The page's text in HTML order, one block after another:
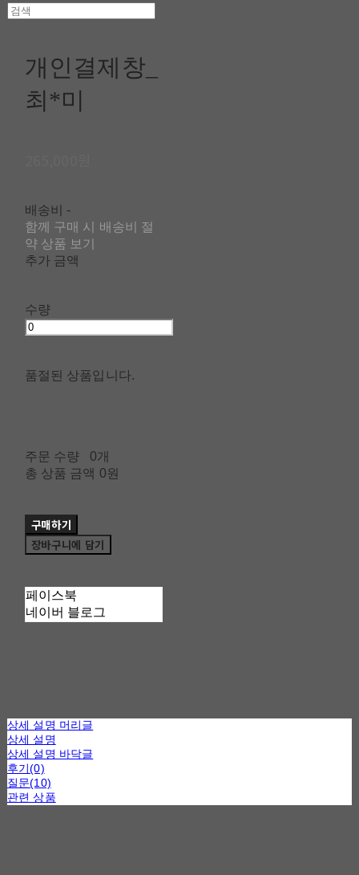
개인결제창_
최*미
배송비 -
함께 구매 시 배송비 절
약 상품 보기
추가 금액
수량
품절된 상품입니다.
주문 수량
0개
총 상품 금액 0원
구매하기
장바구니에 담기
페이스북
네이버 블로그
상세 설명 머리글
상세 설명
상세 설명 바닥글
후기(0)
질문(10)
관련 상품